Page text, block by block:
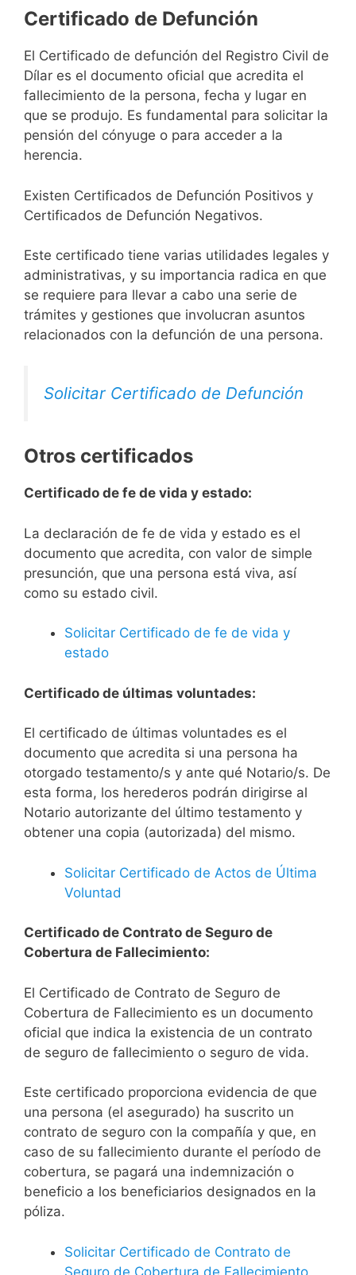
Certificado de Defunción
El Certificado de defunción del Registro Civil de
Dílar es el documento oficial que acredita el
fallecimiento de la persona, fecha y lugar en
que se produjo. Es fundamental para solicitar la
pensión del cónyuge o para acceder a la
herencia.
Existen Certificados de Defunción Positivos y
Certificados de Defunción Negativos.
Este certificado tiene varias utilidades legales y
administrativas, y su importancia radica en que
se requiere para llevar a cabo una serie de
trámites y gestiones que involucran asuntos
relacionados con la defunción de una persona.
Solicitar Certificado de Defunción
Otros certificados
Certificado de fe de vida y estado:
La declaración de fe de vida y estado es el
documento que acredita, con valor de simple
presunción, que una persona está viva, así
como su estado civil.
Solicitar Certificado de fe de vida y
estado
Certificado de últimas voluntades:
El certificado de últimas voluntades es el
documento que acredita si una persona ha
otorgado testamento/s y ante qué Notario/s. De
esta forma, los herederos podrán dirigirse al
Notario autorizante del último testamento y
obtener una copia (autorizada) del mismo.
Solicitar Certificado de Actos de Última
Voluntad
Certificado de Contrato de Seguro de
Cobertura de Fallecimiento:
El Certificado de Contrato de Seguro de
Cobertura de Fallecimiento es un documento
oficial que indica la existencia de un contrato
de seguro de fallecimiento o seguro de vida.
Este certificado proporciona evidencia de que
una persona (el asegurado) ha suscrito un
contrato de seguro con la compañía y que, en
caso de su fallecimiento durante el período de
cobertura, se pagará una indemnización o
beneficio a los beneficiarios designados en la
póliza.
Solicitar Certificado de Contrato de
Seguro de Cobertura de Fallecimiento